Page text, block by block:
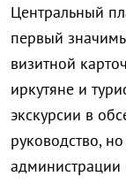
Центральный
первый
визитной
иркутяне и
экскурсии в
руководство,
администрации